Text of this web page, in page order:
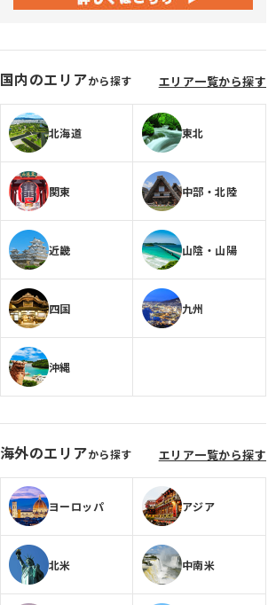
国内のエリアから探す エリア一覧から探す
北海道 東北
関東 中部・北陸
近畿 山陰・山陽
四国 九州
沖縄
海外のエリアから探す エリア一覧から探す
ヨーロッパ アジア
北米 中南米